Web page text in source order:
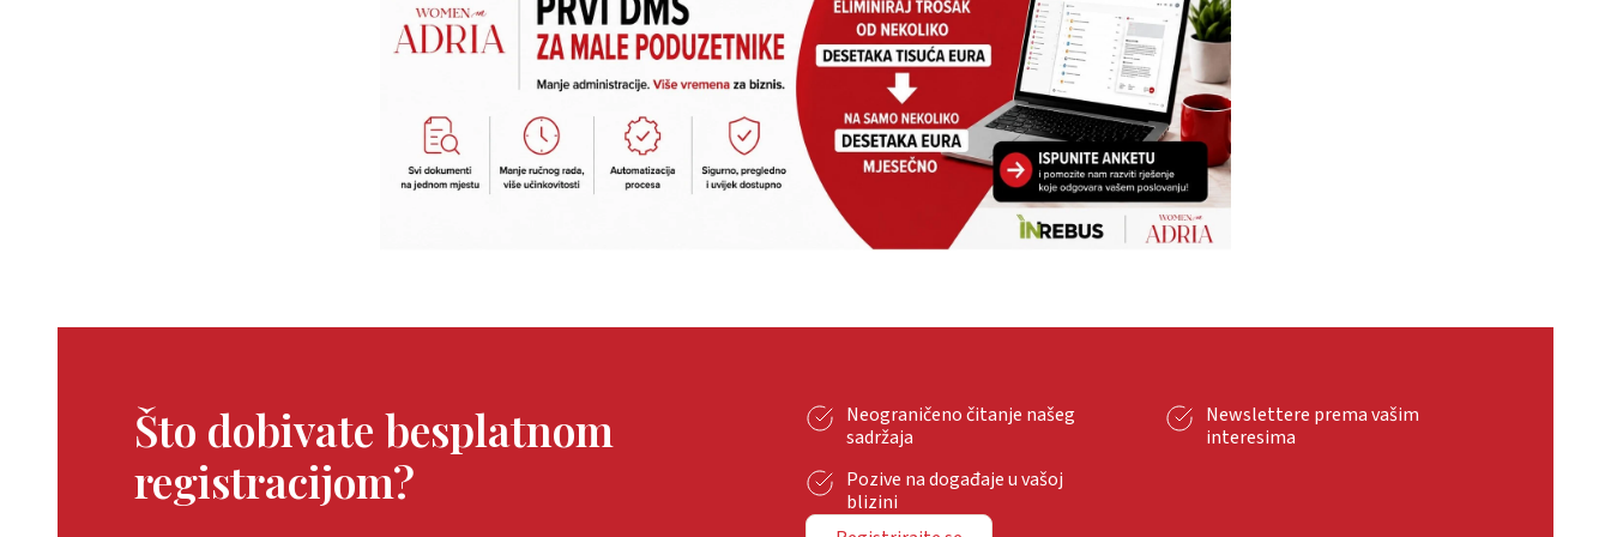
Što dobivate besplatnom
registracijom?
Neograničeno čitanje našeg
sadržaja
Newslettere prema vašim
interesima
Pozive na događaje u vašoj
blizini